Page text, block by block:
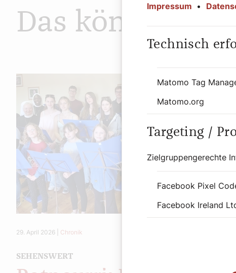
Das könnte Sie
29. April 2026 Chronik
SEHENSWERT
Impressum •
Technisch
Matomo Tag
Matomo.org
Targeting /
Zielgruppengerechte
Facebook Pixel
Facebook Ireland